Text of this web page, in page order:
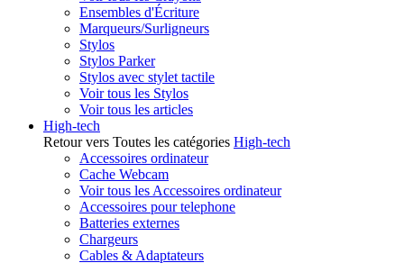
Ensembles d'Écriture
Marqueurs/Surligneurs
Stylos
Stylos Parker
Stylos avec stylet tactile
Voir tous les Stylos
Voir tous les articles
High-tech
Retour vers Toutes les catégories High-tech
Accessoires ordinateur
Cache Webcam
Voir tous les Accessoires ordinateur
Accessoires pour telephone
Batteries externes
Chargeurs
Cables & Adaptateurs